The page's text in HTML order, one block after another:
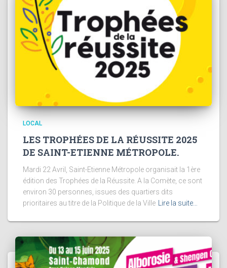
LOCAL
LES TROPHÉES DE LA RÉUSSITE 2025
DE SAINT-ETIENNE MÉTROPOLE.
Mardi 22 Avril, Saint-Etienne Métropole organisait la 1ère
édition des Trophées de la Réussite. A la Comète, ce sont
environ 30 personnes, issues des quartiers dits
prioritaires au titre de la Politique de la Ville Lire la suite…